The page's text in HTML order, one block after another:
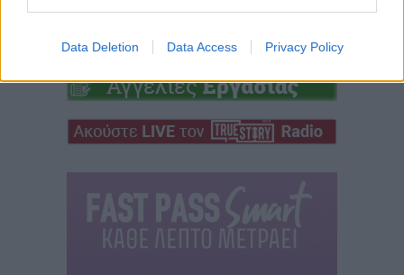
Data Deletion Data Access Privacy Policy